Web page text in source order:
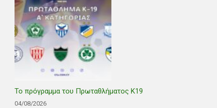
Το πρόγραμμα του Πρωταθλήματος Κ19
04/08/2026